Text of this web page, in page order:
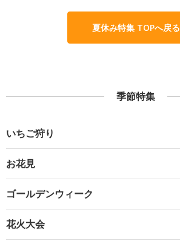
夏休み特集 TOPへ戻る
季節特集
いちご狩り
お花見
ゴールデンウィーク
花火大会